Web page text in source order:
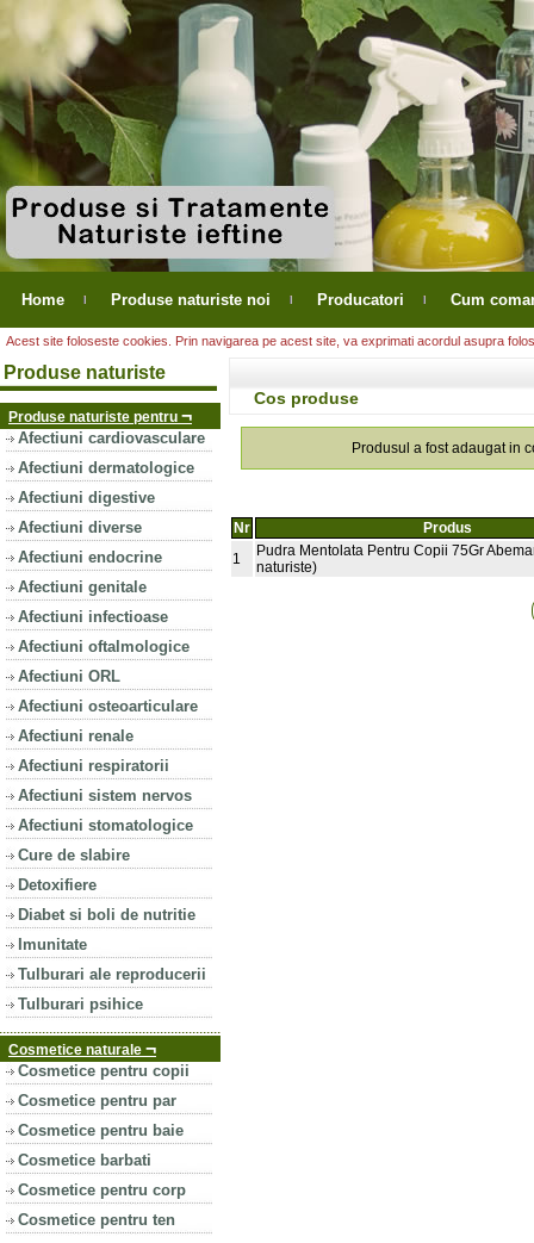
Home Produse naturiste noi Producatori Cum
Acest site foloseste cookies. Prin navigarea pe acest site, va exprimati acordul asupra
Produse naturiste
Produse naturiste pentru ¬
Afectiuni cardiovasculare
Afectiuni dermatologice
Afectiuni digestive
Afectiuni diverse
Afectiuni endocrine
Afectiuni genitale
Afectiuni infectioase
Afectiuni oftalmologice
Afectiuni ORL
Afectiuni osteoarticulare
Afectiuni renale
Afectiuni respiratorii
Afectiuni sistem nervos
Afectiuni stomatologice
Cure de slabire
Detoxifiere
Diabet si boli de nutritie
Imunitate
Tulburari ale reproducerii
Tulburari psihice
Cosmetice naturale ¬
Cosmetice pentru copii
Cosmetice pentru par
Cosmetice pentru baie
Cosmetice barbati
Cosmetice pentru corp
Cosmetice pentru ten
Cos produse
Produsul a fost adaugat in
Nr
Produs
1
Pudra Mentolata Pentru Copii 75Gr
naturiste)